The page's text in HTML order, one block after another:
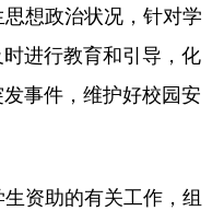
想政治状况，针对学
进行教育和引导，化
事件，维护好校园安
资助的有关工作，组